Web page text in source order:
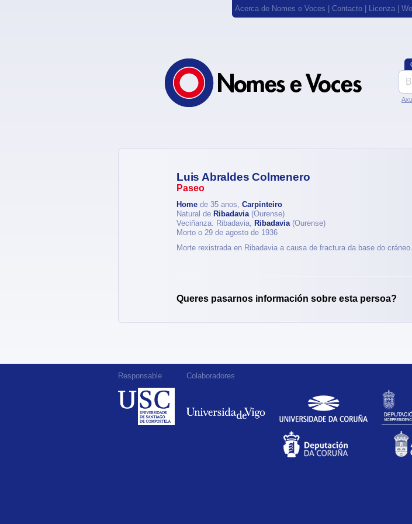
Acerca de Nomes e Voces Contacto Licenza
Luis Abraldes Colmenero
Paseo
Home de 35 anos, Carpinteiro
Natural de Ribadavia(Ourense)
Veciñanza: Ribadavia, Ribadavia(Ourense)
Morto o 29 de agosto de 1936
Morte rexistrada en Ribadavia a causa de fractura da base do cráneo.
Queres pasarnos información sobre esta persoa?
Responsable Colaboradores